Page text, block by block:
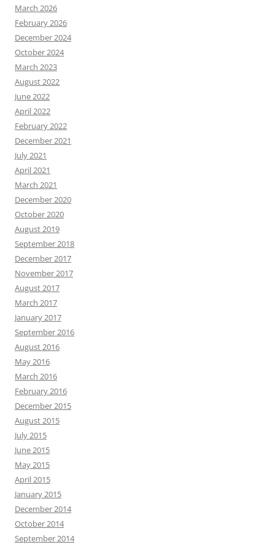
March 2026
February 2026
December 2024
October 2024
March 2023
August 2022
June 2022
April 2022
February 2022
December 2021
July 2021
April 2021
March 2021
December 2020
October 2020
August 2019
September 2018
December 2017
November 2017
August 2017
March 2017
January 2017
September 2016
August 2016
May 2016
March 2016
February 2016
December 2015
August 2015
July 2015
June 2015
May 2015
April 2015
January 2015
December 2014
October 2014
September 2014